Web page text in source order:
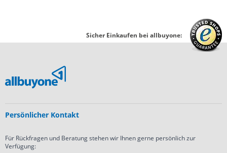
Sicher Einkaufen bei allbuyone:
Persönlicher Kontakt
Für Rückfragen und Beratung stehen wir Ihnen gerne persönlich zur
Verfügung: